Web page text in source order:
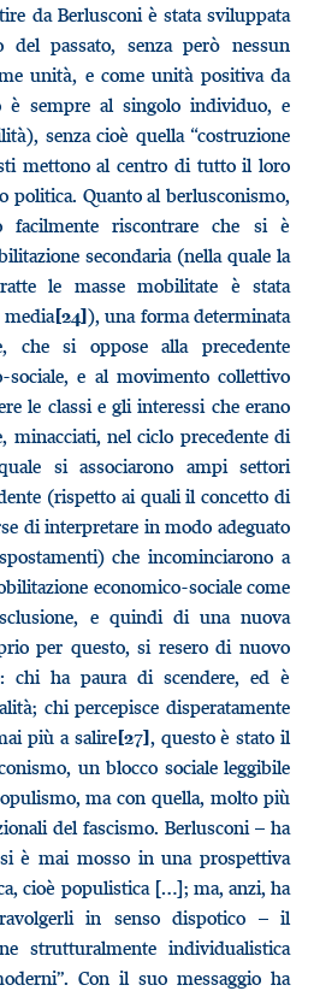
da Berlusconi è stata sviluppata
passato, senza però nessun
unità, e come unità positiva da
è sempre al singolo individuo, e
senza cioè quella “costruzione
mettono al centro di tutto il loro
politica. Quanto al berlusconismo,
facilmente riscontrare che si è
secondaria (nella quale la
le masse mobilitate è stata
media[24]), una forma determinata
che si oppose alla precedente
sociale, e al movimento collettivo
le classi e gli interessi che erano
minacciati, nel ciclo precedente di
si associarono ampi settori
(rispetto ai quali il concetto di
di interpretare in modo adeguato
che incominciarono a
economico-sociale come
e quindi di una nuova
per questo, si resero di nuovo
chi ha paura di scendere, ed è
chi percepisce disperatamente
più a salire[27], questo è stato il
un blocco sociale leggibile
ma con quella, molto più
del fascismo. Berlusconi – ha
è mai mosso in una prospettiva
cioè populistica […]; ma, anzi, ha
in senso dispotico – il
strutturalmente individualistica
Con il suo messaggio ha